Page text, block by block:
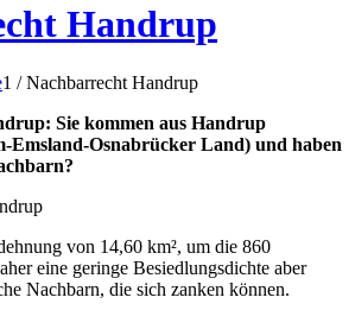
Handrup
1 / Nachbarrecht Handrup
Sie kommen aus Handrup
Emsland-Osnabrücker Land) und haben
von 14,60 km², um die 860
eine geringe Besiedlungsdichte aber
Nachbarn, die sich zanken können.